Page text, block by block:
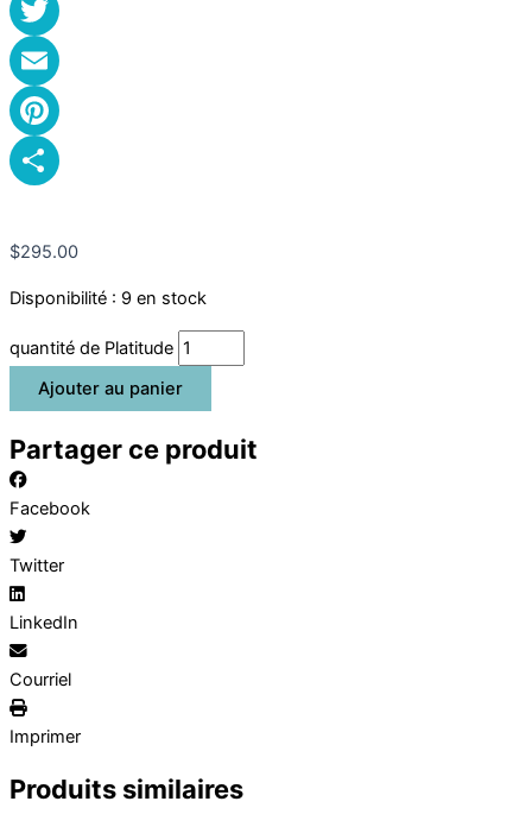
Facebook
Twitter
Email
Pinterest
$295.00
Disponibilité : 9 en stock
quantité de Platitude
Ajouter au panier
Partager ce produit
Facebook
Twitter
LinkedIn
Courriel
Imprimer
Produits similaires